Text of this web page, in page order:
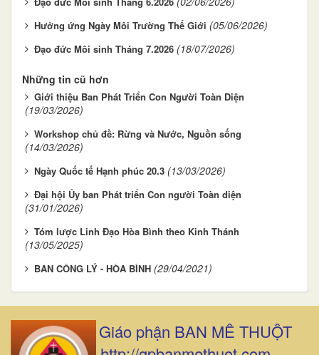
Hưởng ứng Ngày Môi Trường Thế Giới (05/06/2026)
Đạo đức Môi sinh Tháng 7.2026 (18/07/2026)
Những tin cũ hơn
Giới thiệu Ban Phát Triển Con Người Toàn Diện
(19/03/2026)
Workshop chủ đề: Rừng và Nước, Nguồn sống
(14/03/2026)
Ngày Quốc tế Hạnh phúc 20.3 (13/03/2026)
Đại hội Ủy ban Phát triển Con người Toàn diện
(31/01/2026)
Tóm lược Linh Đạo Hòa Bình theo Kinh Thánh
(13/05/2025)
BAN CÔNG LÝ - HÒA BÌNH (29/04/2021)
Giáo phận BAN MÊ THUỘT